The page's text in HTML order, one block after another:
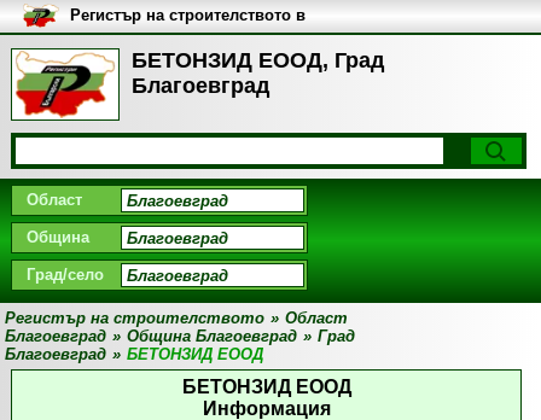
БЕТОНЗИД ЕООД, Град
Благоевград
Регистър на строителството в
България
Област
Община
Град/село
Регистър на строителството » Област
Благоевград » Община Благоевград » Град
Благоевград » БЕТОНЗИД ЕООД
БЕТОНЗИД ЕООД
Информация